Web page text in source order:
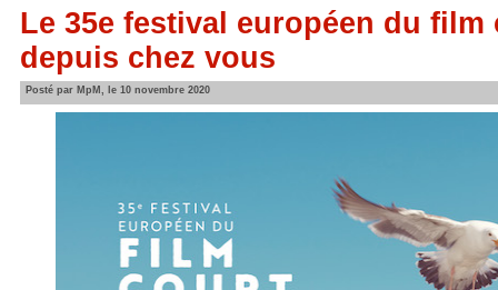
Le 35e festival européen du
depuis chez vous
Posté par MpM, le 10 novembre 2020